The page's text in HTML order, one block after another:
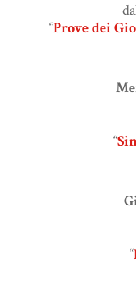
“Prove dei
“
“